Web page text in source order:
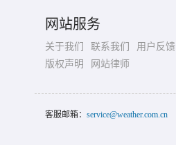
网站服务
关于我们 联系我们
用户反馈
版权声明
网站律师
客服邮箱： service@weather.com.cn